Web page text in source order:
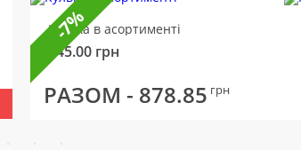
Кулька в асортименті
145.00 грн
РАЗОМ - 878.85 грн
-7%